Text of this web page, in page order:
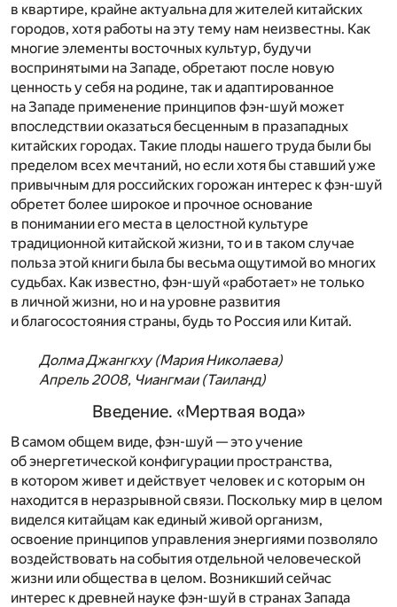
в квартире, крайне актуальна для жителей китайских
городов, хотя работы на эту тему нам неизвестны. Как
многие элементы восточных культур, будучи
воспринятыми на Западе, обретают после новую
ценность у себя на родине, так и адаптированное
на Западе применение принципов фэн-шуй может
впоследствии оказаться бесценным в празападных
китайских городах. Такие плоды нашего труда были бы
пределом всех мечтаний, но если хотя бы ставший уже
привычным для российских горожан интерес к фэн-шуй
обретет более широкое и прочное основание
в понимании его места в целостной культуре
традиционной китайской жизни, то и в таком случае
польза этой книги была бы весьма ощутимой во многих
судьбах. Как известно, фэн-шуй «работает» не только
в личной жизни, но и на уровне развития
и благосостояния страны, будь то Россия или Китай.
Долма Джангкху (Мария Николаева)
Апрель 2008, Чиангмаи (Таиланд)
Введение. «Мертвая вода»
В самом общем виде, фэн-шуй — это учение
об энергетической конфигурации пространства,
в котором живет и действует человек и с которым он
находится в неразрывной связи. Поскольку мир в целом
виделся китайцам как единый живой организм,
освоение принципов управления энергиями позволяло
воздействовать на события отдельной человеческой
жизни или общества в целом. Возникший сейчас
интерес к древней науке фэн-шуй в странах Запада